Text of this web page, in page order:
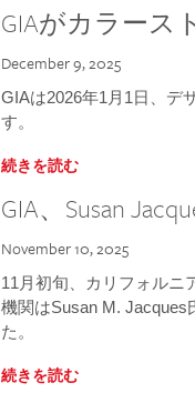
GIAがカラース
December 9, 2025
GIAは2026年1月1日、デ
す。
続きを読む
GIA、Susan
November 10, 2025
11月初旬、カリフォルニ
機関はSusan M. Jacques
た。
続きを読む